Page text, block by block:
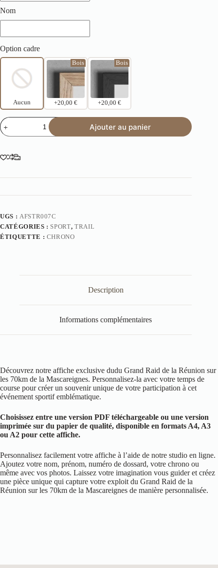
Nom
Option cadre
Aucun
Bois
+20,00 €
Bois
+20,00 €
Ajouter au panier
UGS : AFSTR007C
CATÉGORIES : SPORT,TRAIL
ÉTIQUETTE : CHRONO
Description
Informations complémentaires
Découvrez notre affiche exclusive dudu Grand Raid de la Réunion sur
les 70km de la Mascareignes. Personnalisez-la avec votre temps de
course pour créer un souvenir unique de votre participation à cet
événement sportif emblématique.
Choisissez entre une version PDF téléchargeable ou une version
imprimée sur du papier de qualité, disponible en formats A4, A3
ou A2 pour cette affiche.
Personnalisez facilement votre affiche à l’aide de notre studio en ligne.
Ajoutez votre nom, prénom, numéro de dossard, votre chrono ou
même avec vos photos. Laissez votre imagination vous guider et créez
une pièce unique qui capture votre exploit du Grand Raid de la
Réunion sur les 70km de la Mascareignes de manière personnalisée.